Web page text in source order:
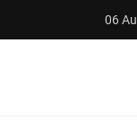
06